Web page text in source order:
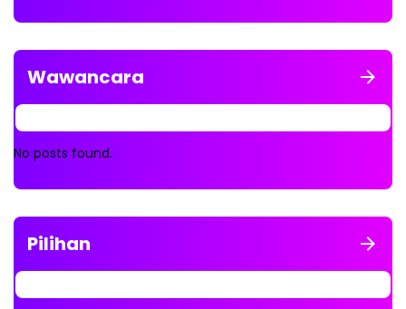
Wawancara
No posts found.
Pilihan